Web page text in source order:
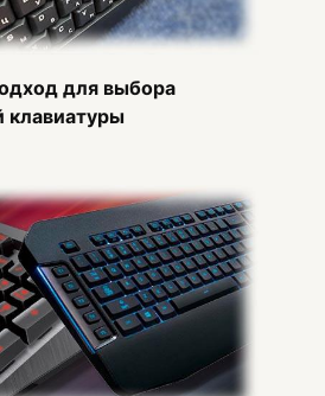
для выбора
клавиатуры